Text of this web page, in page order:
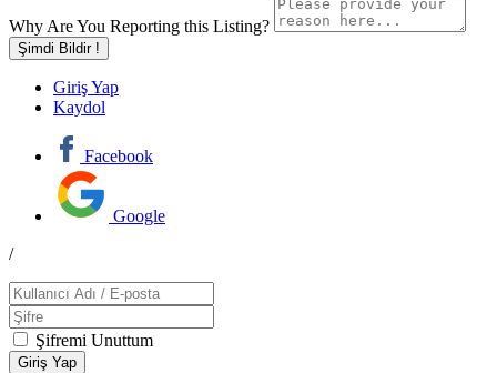
Why Are You Reporting this Listing?
Şimdi Bildir !
Giriş Yap
Kaydol
Facebook
Google
/
Şifremi Unuttum